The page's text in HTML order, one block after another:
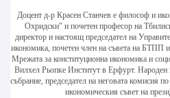
Доцент д-р Красен Станчев е философ и
Охридски" и почетен професор на
директор и настоящ председател на
икономика, почетен член на съвета на
Мрежата за конституционна икономика и
Вилхел Рьопке Институт в Ерфурт. Народен
събрание, председател на неговата комисия
икономическия съвет на